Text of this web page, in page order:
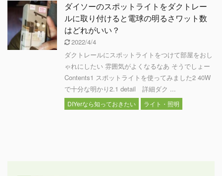
ダイソーのスポットライトをダクトレー
ルに取り付けると電球の明るさワット数
はどれがいい？
2022/4/4
ダクトレールにスポットライトをつけて部屋をおし
ゃれにしたい 雰囲気がよくなるなあ そうでしょー
Contents1 スポットライトを使ってみました2 40W
で十分な明かり2.1 detail 詳細ダク ...
DIYerなら知っておきたい ライト・照明